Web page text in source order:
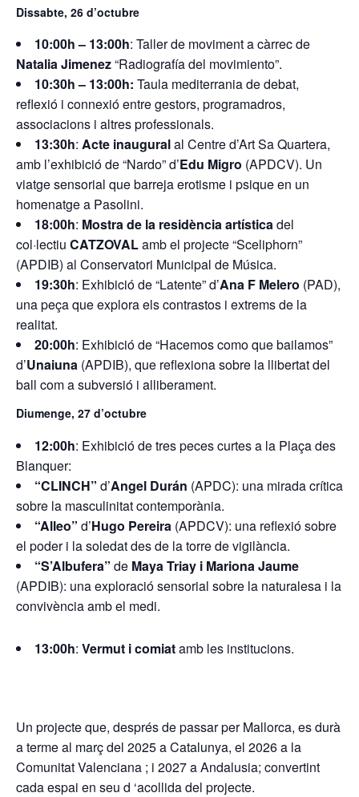
Dissabte, 26 d’octubre
10:00h – 13:00h: Taller de moviment a càrrec de
Natalia Jimenez“Radiografía del movimiento”.
10:30h – 13:00h: Taula mediterraniade debat,
reflexió i connexió entre gestors, programadros,
associacions i altres professionals.
13:30h: Acte inauguralal Centre d’Art Sa Quartera,
amb l’exhibició de “Nardo” d’Edu Migro (APDCV). Un
viatge sensorial que barreja erotisme i psique en un
homenatge a Pasolini.
18:00h: Mostra de la residència artísticadel
col·lectiu CATZOVALamb el projecte “Sceliphorn”
(APDIB) al Conservatori Municipal de Música.
19:30h: Exhibició de “Latente” d’Ana F Melero (PAD),
una peça que explora els contrastos i extrems de la
realitat.
20:00h: Exhibició de “Hacemos como que bailamos”
d’Unaiuna (APDIB), que reflexiona sobre la llibertat del
ball com a subversió i alliberament.
Diumenge, 27 d’octubre
12:00h: Exhibició de tres peces curtes a la Plaça des
Blanquer:
“CLINCH” d’Angel Durán (APDC): una mirada crítica
sobre la masculinitat contemporània.
“Alleo” d’Hugo Pereira (APDCV): una reflexió sobre
el poder i la soledat des de la torre de vigilància.
“S’Albufera” de Maya Triay i Mariona Jaume
(APDIB): una exploració sensorial sobre la naturalesa i la
convivència amb el medi.
13:00h: Vermut i comiatamb les institucions.
Un projecte que, després de passar per Mallorca, es durà
a terme al març del 2025 a Catalunya, el 2026 a la
Comunitat Valenciana ; i 2027 a Andalusia; convertint
cada espai en seu d ‘acollida del projecte.